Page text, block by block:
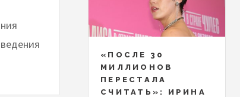
«ПОСЛЕ 30
МИЛЛИОНОВ
ПЕРЕСТАЛА
СЧИТАТЬ»: ИРИНА